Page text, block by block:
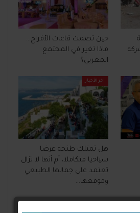
حين تصمت قاعات الأفراح…
ماذا تغير في المجتمع
المغربي؟
آخر الأخبار
هل تمتلك طنجة عرضا
سياحيا متكاملا، أم أنها لا تزال
تعتمد على جمالها الطبيعي
وموقعها…